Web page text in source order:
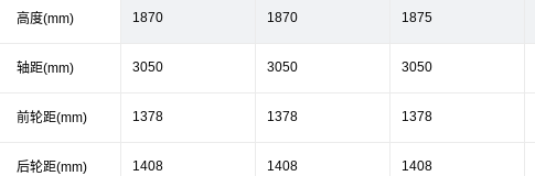
高度(mm)
轴距(mm)
前轮距(mm)
后轮距(mm)
1870 1870 1875
3050 3050 3050
1378 1378 1378
1408 1408 1408